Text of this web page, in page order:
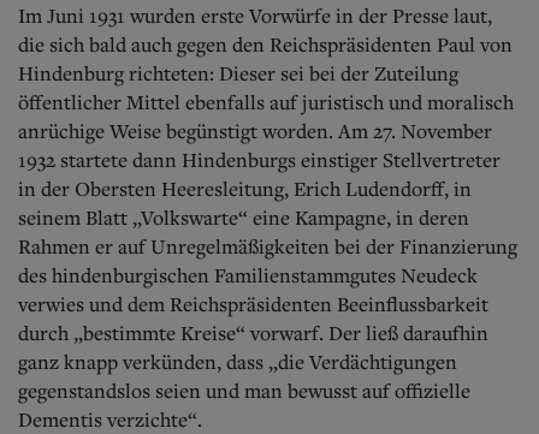
Im Juni 1931 wurden erste Vorwürfe in der Presse laut,
die sich bald auch gegen den Reichspräsidenten Paul von
Hindenburg richteten: Dieser sei bei der Zuteilung
öffentlicher Mittel ebenfalls auf juristisch und moralisch
anrüchige Weise begünstigt worden. Am 27. November
1932 startete dann Hindenburgs einstiger Stellvertreter
in der Obersten Heeresleitung, Erich Ludendorff, in
seinem Blatt „Volkswarte“ eine Kampagne, in deren
Rahmen er auf Unregelmäßigkeiten bei der Finanzierung
des hindenburgischen Familienstammgutes Neudeck
verwies und dem Reichspräsidenten Beeinflussbarkeit
durch „bestimmte Kreise“ vorwarf. Der ließ daraufhin
ganz knapp verkünden, dass „die Verdächtigungen
gegenstandslos seien und man bewusst auf offizielle
Dementis verzichte“.